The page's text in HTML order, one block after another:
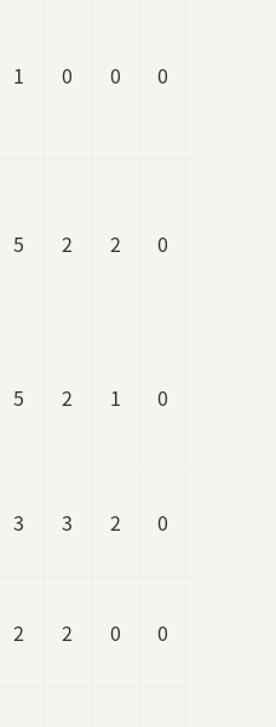
1 0 0 0
5 2 2 0
5 2 1 0
3 3 2 0
2 2 0 0